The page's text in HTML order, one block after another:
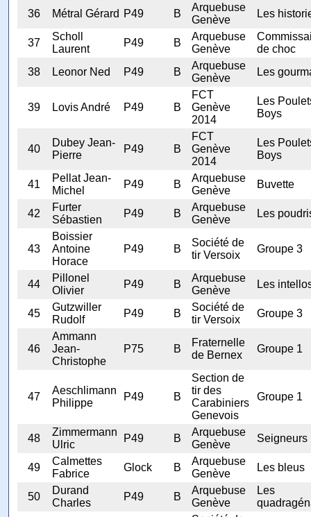
36 Métral Gérard P49 B
Arquebuse
Genève
Les
37
Scholl
Laurent
P49 B
Arquebuse
Genève
de choc
38
Leonor Ned P49 B
Arquebuse
Genève
Les
39 Lovis André P49 B
FCT
Genève
2014
Les
Boys
40
Dubey Jean-
Pierre
P49 B
FCT
Genève
2014
Les
Boys
41
Pellat Jean-
Michel
P49 B
Arquebuse
Genève
Buvette
42
Furter
Sébastien
P49 B
Arquebuse
Genève
Les
43
Boissier
Antoine
Horace
P49 B
Société de
tir Versoix
Groupe 3
44
Pillonel
Olivier
P49 B
Arquebuse
Genève
Les
45
Gutzwiller
Rudolf
P49 B
Société de
tir Versoix
Groupe 3
46
Ammann
Jean-
Christophe
P75 B
Fraternelle
de Bernex
Groupe 1
47
Aeschlimann
Philippe
P49 B
Section de
tir des
Carabiniers
Genevois
Groupe 1
48
Zimmermann
Ulric
P49 B
Arquebuse
Genève
Seigneurs
49
Calmettes
Fabrice
Glock B
Arquebuse
Genève
Les bleus
50
Durand
Charles
P49 B
Arquebuse
Genève
Les